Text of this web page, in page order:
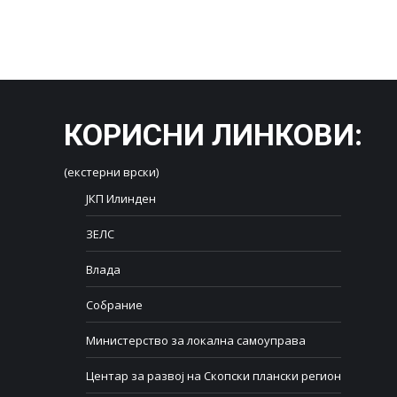
КОРИСНИ ЛИНКОВИ:
(екстерни врски)
ЈКП Илинден
ЗЕЛС
Влада
Собрание
Министерство за локална самоуправа
Центар за развој на Скопски плански регион